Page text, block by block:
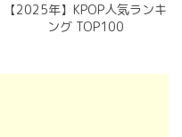
【2025年】KPOP人気ランキ
ング TOP100